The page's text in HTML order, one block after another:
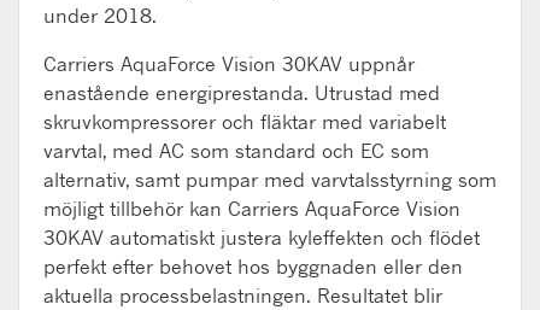
under 2018.
Carriers AquaForce Vision 30KAV uppnår
enastående energiprestanda. Utrustad med
skruvkompressorer och fläktar med variabelt
varvtal, med AC som standard och EC som
alternativ, samt pumpar med varvtalsstyrning som
möjligt tillbehör kan Carriers AquaForce Vision
30KAV automatiskt justera kyleffekten och flödet
perfekt efter behovet hos byggnaden eller den
aktuella processbelastningen. Resultatet blir